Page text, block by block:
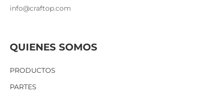
QUIENES SOMOS
PRODUCTOS
PARTES
info@craftop.com